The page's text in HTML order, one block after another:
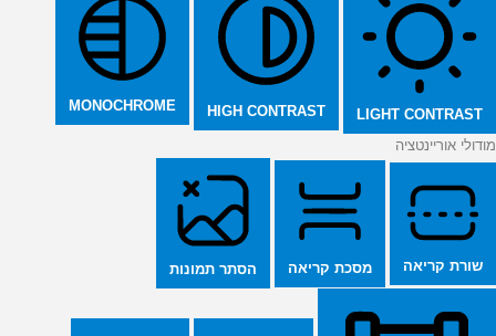
LIGHT CONTRAST
HIGH CONTRAST
MONOCHROME
מודולי אוריינטציה
שורת קריאה מסכת קריאה הסתר תמונות